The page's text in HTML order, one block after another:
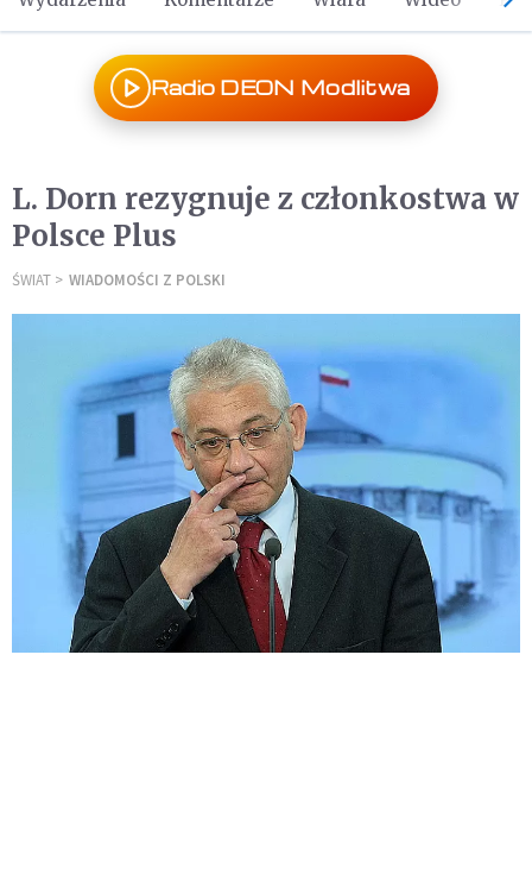
Radio DEON Modlitwa
L. Dorn rezygnuje z członkostwa w
Polsce Plus
ŚWIAT WIADOMOŚCI Z POLSKI